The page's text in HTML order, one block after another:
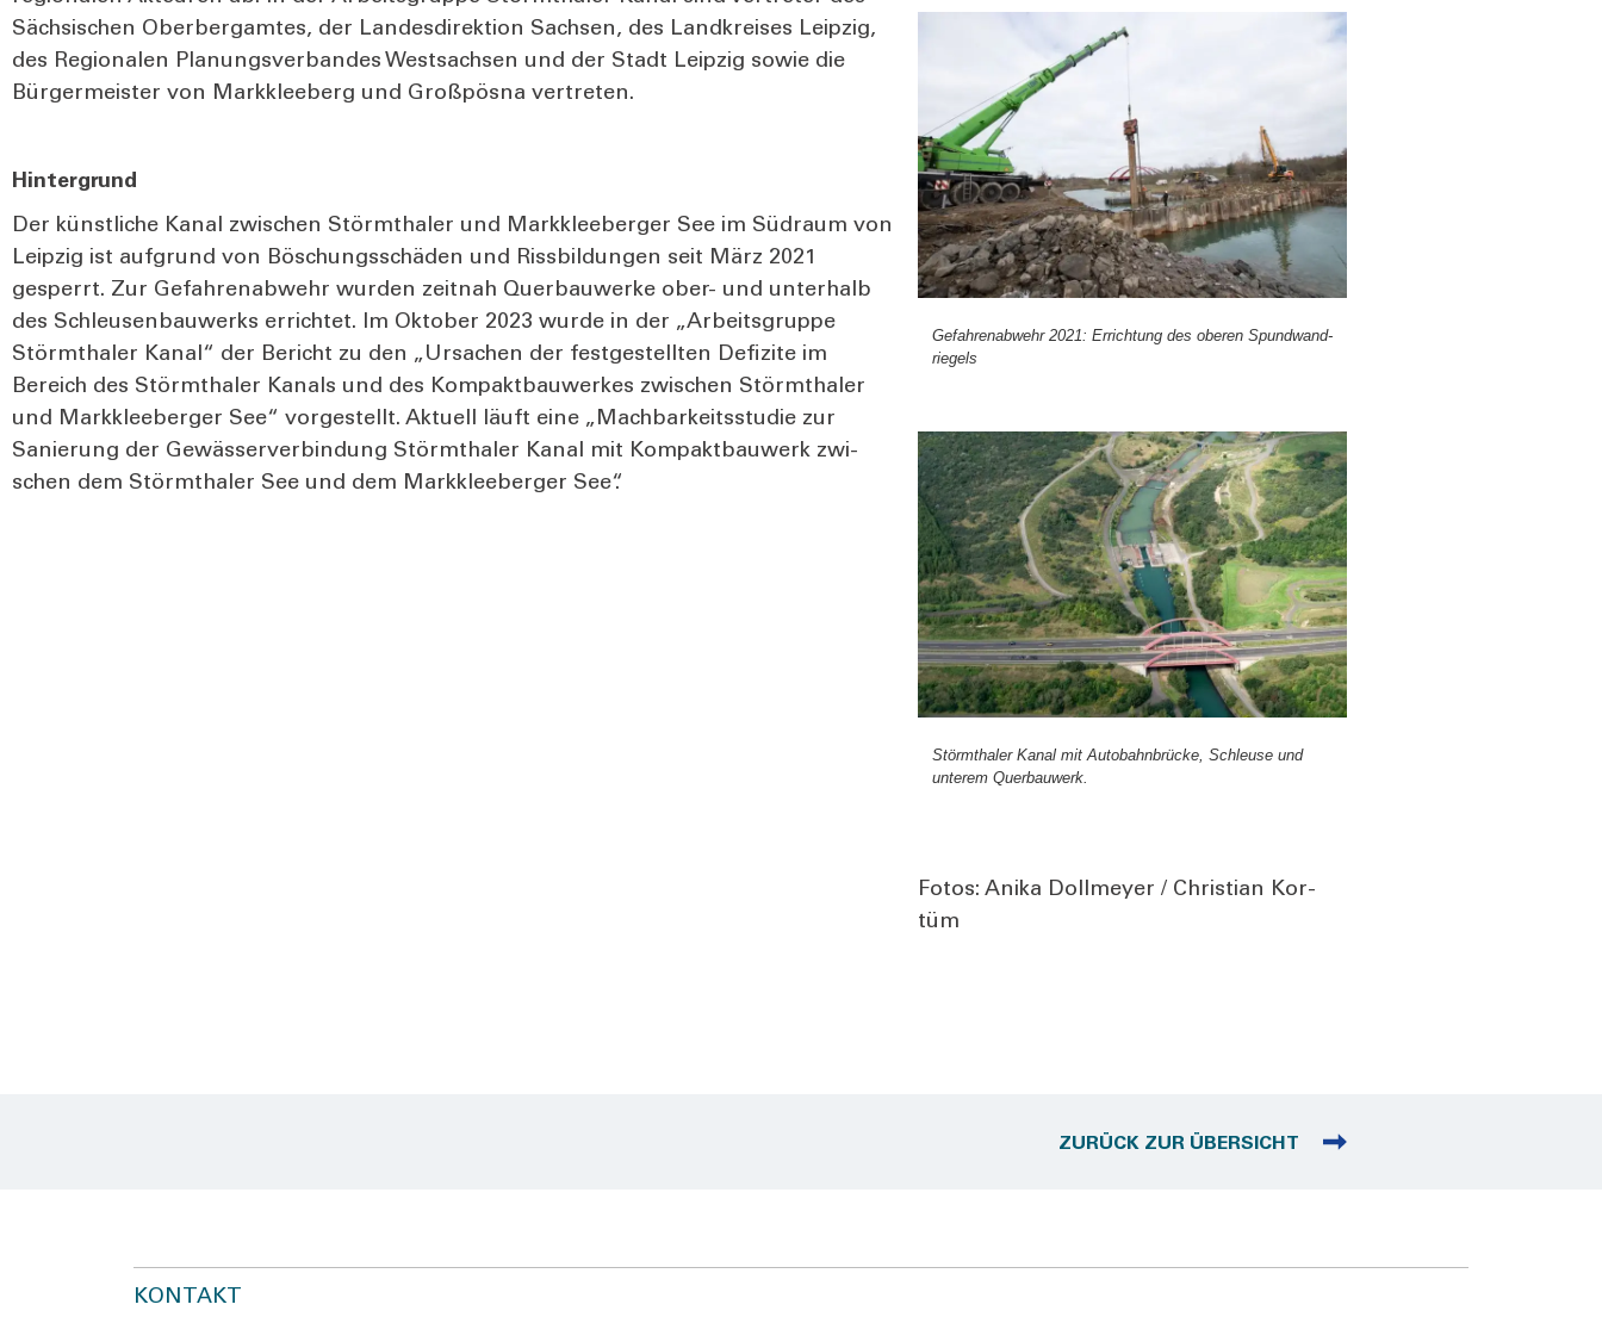
Säch­si­schen Ober­berg­am­tes, der Lan­des­di­rek­ti­on Sach­sen, des Land­krei­ses Leip­zig,
des Regio­na­len Pla­nungs­ver­ban­des West­sach­sen und der Stadt Leip­zig sowie die
Bür­ger­meis­ter von Mark­klee­berg und Groß­pös­na ver­tre­ten.
Hin­ter­grund
Der künst­li­che Kanal zwi­schen Störm­tha­ler und Mark­klee­ber­ger See im Süd­raum von
Leip­zig ist auf­grund von Böschungs­schä­den und Riss­bil­dun­gen seit März 2021
gesperrt. Zur Gefah­ren­ab­wehr wur­den zeit­nah Quer­bau­wer­ke ober- und unter­halb
des Schleu­sen­bau­werks errich­tet. Im Okto­ber 2023 wur­de in der „Arbeits­grup­pe
Störm­tha­ler Kanal“ der Bericht zu den „Ursa­chen der fest­ge­stell­ten Defi­zi­te im
Bereich des Störm­tha­ler Kanals und des Kom­pakt­bau­wer­kes zwi­schen Störm­tha­ler
und Mark­klee­ber­ger See“ vor­ge­stellt. Aktu­ell läuft eine „Mach­bar­keits­stu­die zur
Sanie­rung der Gewäs­ser­ver­bin­dung Störm­tha­ler Kanal mit Kom­pakt­bau­werk zwi­
schen dem Störm­tha­ler See und dem Mark­klee­ber­ger See“.
Gefah­ren­ab­wehr 2021: Errich­tung des obe­ren Spund­wand­
rie­gels
Störm­tha­ler Kanal mit Auto­bahn­brü­cke, Schleu­se und
unte­rem Quer­bau­werk.
Fotos: Anika Doll­mey­er / Chris­ti­an Kor­
tüm
ZURÜCK ZUR ÜBERSICHT
KONTAKT